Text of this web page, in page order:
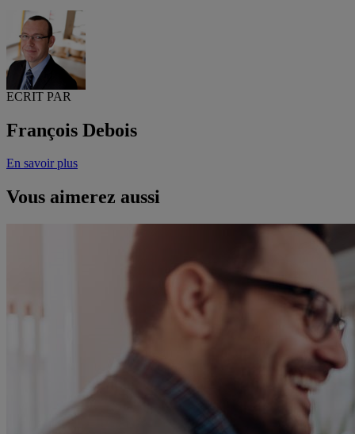
ECRIT PAR
François Debois
En savoir plus
Vous aimerez aussi